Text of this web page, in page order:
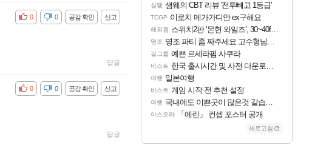
신고
공감 확인
비공감 0
0
답글
신고
공감 확인
비공감 0
0
답글
실팰 샘웨의 CBT 리뷰 '전투빼고 1등급'
TCGP 이로치 메가가디안 ex구해요
해외겜 스위치2판 ‘몬헌 와일즈’, 30~40fps 목표 추정
명조 명조 파티 좀 짜주세요 고수형님들…
걸그룹 예쁜 르세라핌 사쿠라
비스트 한국 출시시간 및 사전 다운로드 진행 - 비스트 오브 리인카네이션
여행 일본여행
비스트 게임 시작 전 추천 설정
여행 국내에도 이쁜곳이 많은것 같습니다
아스오라 「에린」 컨셉 포스터 공개
새로고침